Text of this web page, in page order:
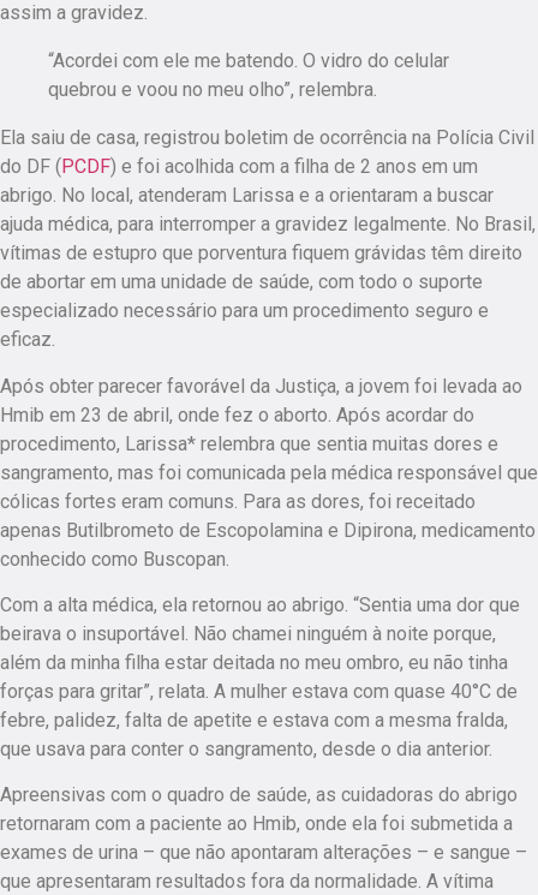
assim a gravidez.
“Acordei com ele me batendo. O vidro do celular
quebrou e voou no meu olho”, relembra.
Ela saiu de casa, registrou boletim de ocorrência na Polícia Civil
do DF ( PCDF) e foi acolhida com a filha de 2 anos em um
abrigo. No local, atenderam Larissa e a orientaram a buscar
ajuda médica, para interromper a gravidez legalmente. No Brasil,
vítimas de estupro que porventura fiquem grávidas têm direito
de abortar em uma unidade de saúde, com todo o suporte
especializado necessário para um procedimento seguro e
eficaz.
Após obter parecer favorável da Justiça, a jovem foi levada ao
Hmib em 23 de abril, onde fez o aborto. Após acordar do
procedimento, Larissa* relembra que sentia muitas dores e
sangramento, mas foi comunicada pela médica responsável que
cólicas fortes eram comuns. Para as dores, foi receitado
apenas Butilbrometo de Escopolamina e Dipirona, medicamento
conhecido como Buscopan.
Com a alta médica, ela retornou ao abrigo. “Sentia uma dor que
beirava o insuportável. Não chamei ninguém à noite porque,
além da minha filha estar deitada no meu ombro, eu não tinha
forças para gritar”, relata. A mulher estava com quase 40°C de
febre, palidez, falta de apetite e estava com a mesma fralda,
que usava para conter o sangramento, desde o dia anterior.
Apreensivas com o quadro de saúde, as cuidadoras do abrigo
retornaram com a paciente ao Hmib, onde ela foi submetida a
exames de urina – que não apontaram alterações – e sangue –
que apresentaram resultados fora da normalidade. A vítima